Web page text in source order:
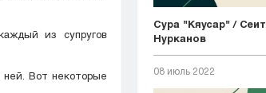
из супругов
Сура "Кяусар" / Сеит
Нурканов
08 июль 2022